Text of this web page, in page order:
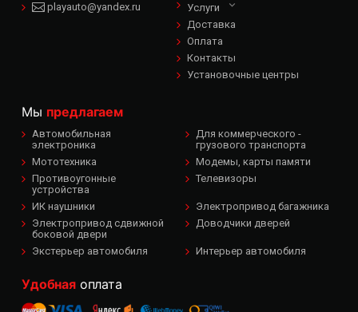
playauto@yandex.ru
Услуги
Доставка
Оплата
Контакты
Установочные центры
Мы предлагаем
Автомобильная
электроника
Для коммерческого -
грузового транспорта
Мототехника
Модемы, карты памяти
Противоугонные
устройства
Телевизоры
ИК наушники
Электропривод багажника
Электропривод сдвижной
боковой двери
Доводчики дверей
Экстерьер автомобиля Интерьер автомобиля
Удобнаяоплата